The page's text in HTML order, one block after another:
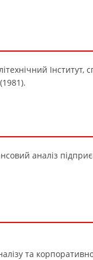
Інститут,
аналіз
та